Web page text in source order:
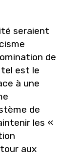
seraient
de
tel est le
à une
de
les «
aux